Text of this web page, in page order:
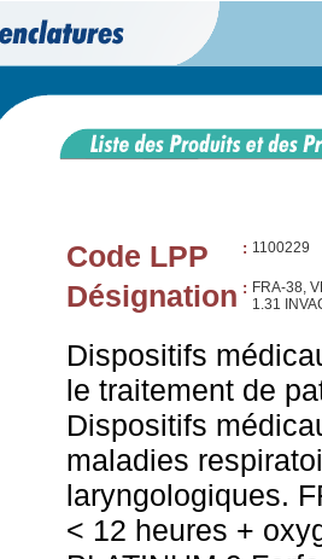
Code LPP : 1100229
Désignation : FRA-38,
1.31
Dispositifs
le traitement de
Dispositifs
maladies
laryngologiques.
< 12 heures +